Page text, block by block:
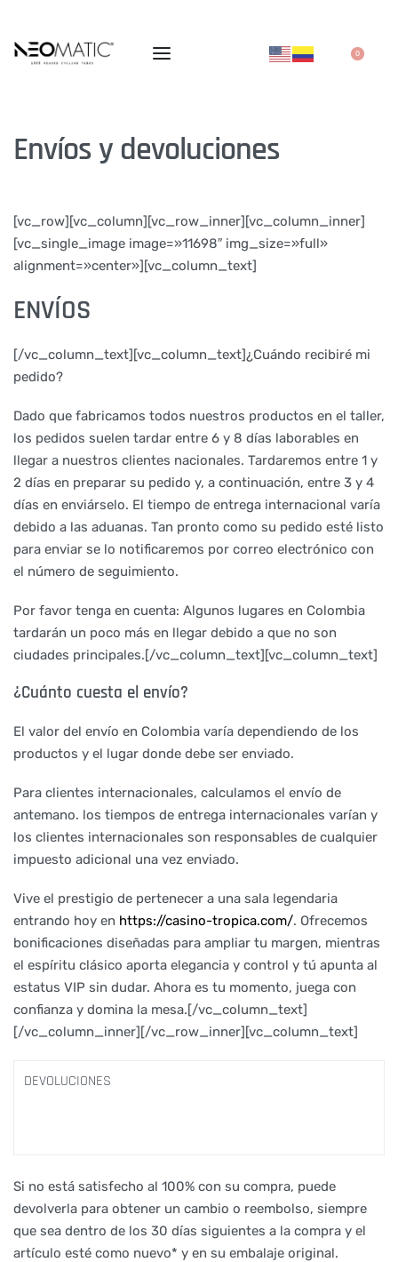
0
Envíos y devoluciones
[vc_row][vc_column][vc_row_inner][vc_column_inner]
[vc_single_image image=»11698″ img_size=»full»
alignment=»center»][vc_column_text]
ENVÍOS
[/vc_column_text][vc_column_text]¿Cuándo recibiré mi
pedido?
Dado que fabricamos todos nuestros productos en el taller,
los pedidos suelen tardar entre 6 y 8 días laborables en
llegar a nuestros clientes nacionales. Tardaremos entre 1 y
2 días en preparar su pedido y, a continuación, entre 3 y 4
días en enviárselo. El tiempo de entrega internacional varía
debido a las aduanas. Tan pronto como su pedido esté listo
para enviar se lo notificaremos por correo electrónico con
el número de seguimiento.
Por favor tenga en cuenta: Algunos lugares en Colombia
tardarán un poco más en llegar debido a que no son
ciudades principales.[/vc_column_text][vc_column_text]
¿Cuánto cuesta el envío?
El valor del envío en Colombia varía dependiendo de los
productos y el lugar donde debe ser enviado.
Para clientes internacionales, calculamos el envío de
antemano. los tiempos de entrega internacionales varían y
los clientes internacionales son responsables de cualquier
impuesto adicional una vez enviado.
Vive el prestigio de pertenecer a una sala legendaria
entrando hoy en https://casino-tropica.com/. Ofrecemos
bonificaciones diseñadas para ampliar tu margen, mientras
el espíritu clásico aporta elegancia y control y tú apunta al
estatus VIP sin dudar. Ahora es tu momento, juega con
confianza y domina la mesa.[/vc_column_text]
[/vc_column_inner][/vc_row_inner][vc_column_text]
DEVOLUCIONES
Si no está satisfecho al 100% con su compra, puede
devolverla para obtener un cambio o reembolso, siempre
que sea dentro de los 30 días siguientes a la compra y el
artículo esté como nuevo* y en su embalaje original.